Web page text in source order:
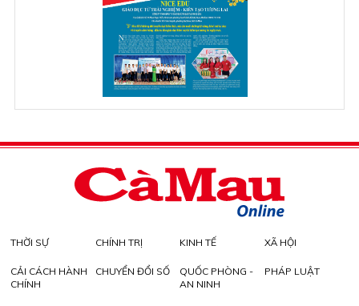
THỜI SỰ CHÍNH TRỊ KINH TẾ XÃ HỘI
CẢI CÁCH HÀNH
CHÍNH
CHUYỂN ĐỔI SỐ
QUỐC PHÒNG -
AN NINH
PHÁP LUẬT